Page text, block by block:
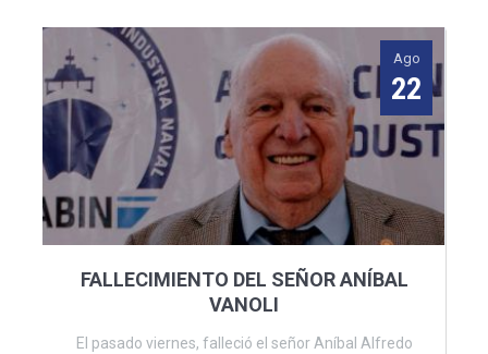
Ago
22
FALLECIMIENTO DEL SEÑOR ANÍBAL
VANOLI
El pasado viernes, falleció el señor Aníbal Alfredo